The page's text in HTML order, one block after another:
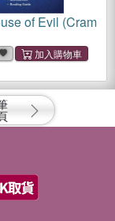
of Evil (Cram